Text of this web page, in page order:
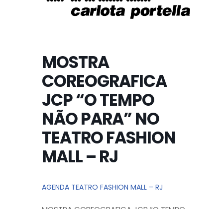
MOSTRA
COREOGRAFICA
JCP “O TEMPO
NÃO PARA” NO
TEATRO FASHION
MALL – RJ
AGENDA TEATRO FASHION MALL – RJ